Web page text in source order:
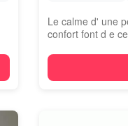
Le calme d' une
confort font d e